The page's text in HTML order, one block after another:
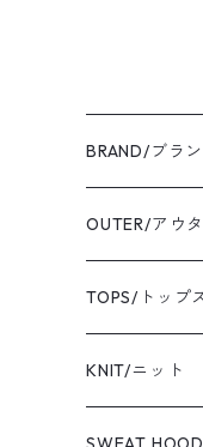
BRAND/ブラ
ordinary fits/
sassafras/サ
yonetomi/ヨネ
newbalance/
OUTER/アウ
coat/コート
blouson/ブル
jacket/ジャケ
TOPS/トップ
shirt/シャツ
T-shirt/Tシャ
KNIT/ニット